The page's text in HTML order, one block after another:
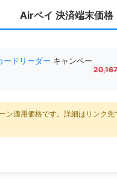
Airペイ 決済端末価格
ードリーダー キャンペー
ン適用価格です。詳細はリンク先